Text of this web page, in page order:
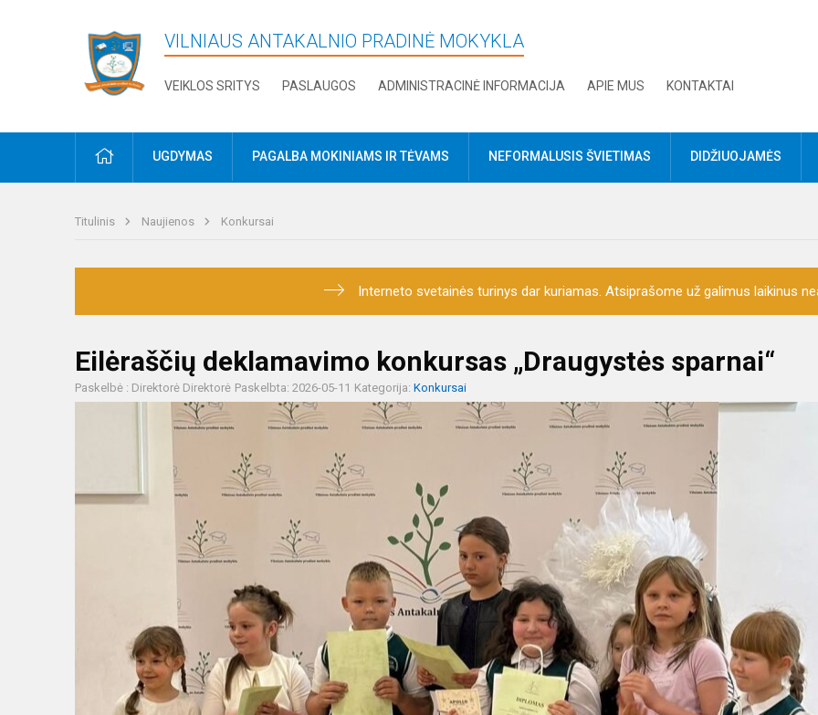
VILNIAUS ANTAKALNIO PRADINĖ MOKYKLA
VEIKLOS SRITYS PASLAUGOS ADMINISTRACINĖ INFORMACIJA APIE MUS KONTAKTAI
PRADŽIAUGDYMAS PAGALBA MOKINIAMS IR TĖVAMS NEFORMALUSIS ŠVIETIMAS DIDŽIUOJAMĖS
Titulinis Naujienos Konkursai
Interneto svetainės turinys dar kuriamas. Atsiprašome už galimus laikinus
Eilėraščių deklamavimo konkursas „Draugystės sparnai“
Paskelbė : Direktorė Direktorė Paskelbta: 2026-05-11 Kategorija: Konkursai